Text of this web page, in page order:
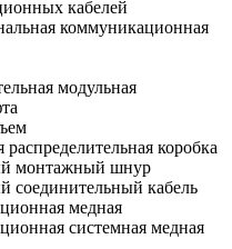
кабелей
коммуникационная
модульная
коробка
монтажный шнур
соединительный кабель
медная
системная медная